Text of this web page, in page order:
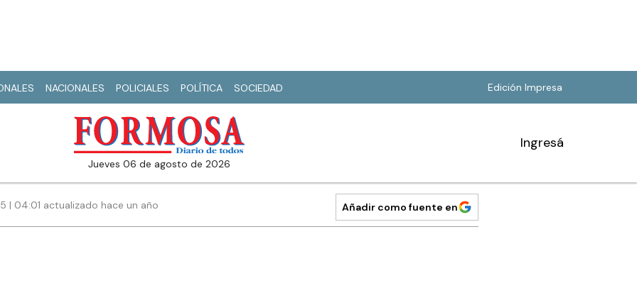
NACIONALES POLICIALES POLÍTICA SOCIEDAD Edición Impresa
jueves 06 de agosto de 2026
Ingresá
| 04:01 actualizado hace un año Añadir como fuente en